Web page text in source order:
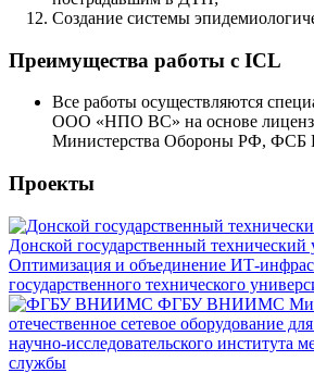
Создание системы
Преимущества работы с ICL
Все работы осуществляются
ООО «НПО ВС» на основе
Министерства Обороны РФ, ФСБ
Проекты
Донской государственный технический
Оптимизация и объединение ИТ-
государственного технического
ФГБУ ВНИИМС
отечественное сетевое оборудование
научно-исследовательского института
службы